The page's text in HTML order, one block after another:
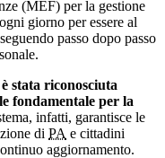
(MEF) per la gestione
giorno per essere al
passo dopo passo
è stata riconosciuta
fondamentale per la
infatti, garantisce le
di PA e cittadini
aggiornamento.